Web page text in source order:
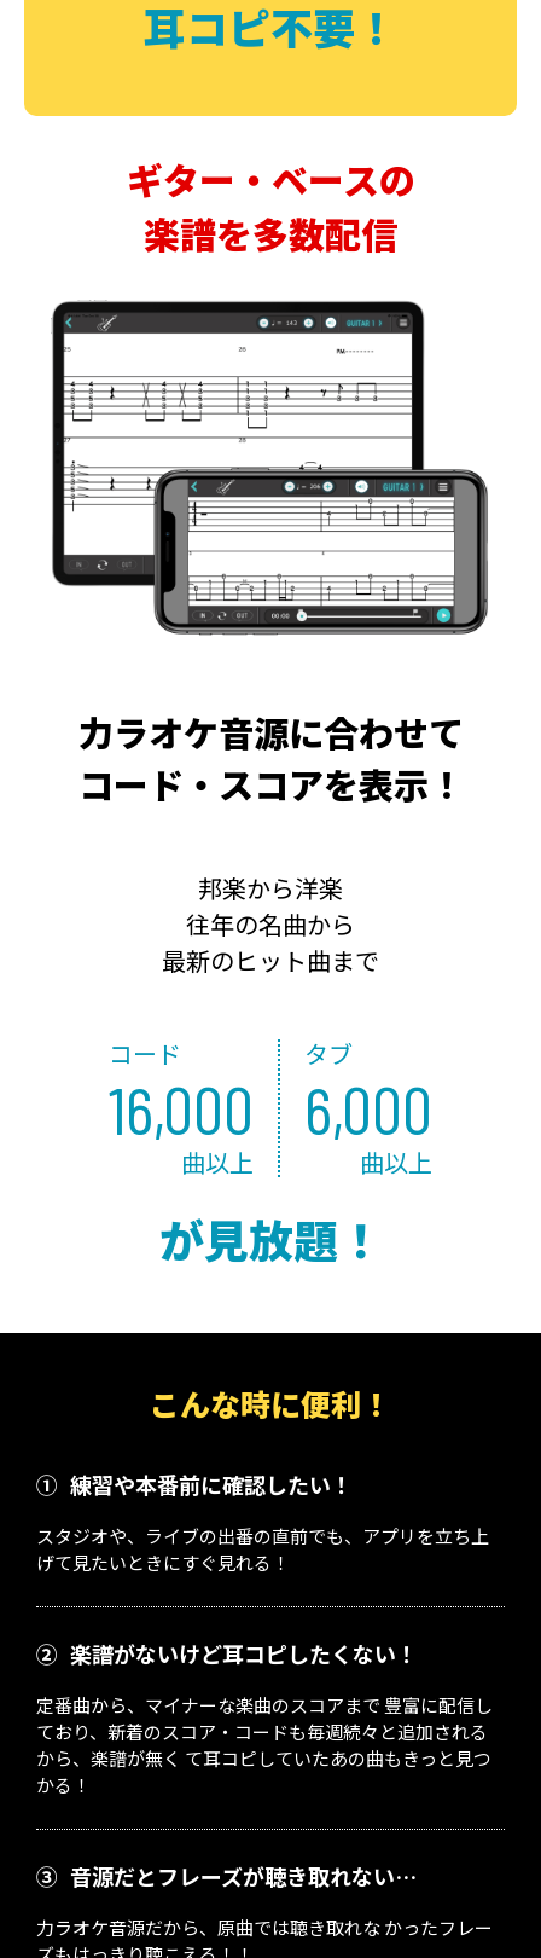
耳コピ不要！
ギター・ベースの
楽譜を多数配信
力ラオケ音源に合わせて
コード・スコアを表示！
邦楽から洋楽
往年の名曲から
最新のヒット曲まで
コード
16,000
曲以上
タブ
6,000
曲以上
が見放題！
こんな時に便利！
① 練習や本番前に確認したい！
スタジオや、ライブの出番の直前でも、アプリを立ち上
げて見たいときにすぐ見れる！
② 楽譜がないけど耳コピしたくない！
定番曲から、マイナーな楽曲のスコアまで 豊富に配信し
ており、新着のスコア・コードも毎週続々と追加される
から、楽譜が無く て耳コピしていたあの曲もきっと見つ
かる！
③ 音源だとフレーズが聴き取れない…
力ラオケ音源だから、原曲では聴き取れな かったフレー